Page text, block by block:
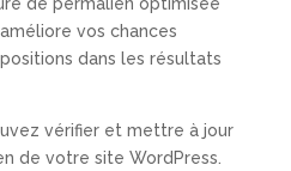
vos chances
dans les résultats
vérifier et mettre à jour
de votre site WordPress.